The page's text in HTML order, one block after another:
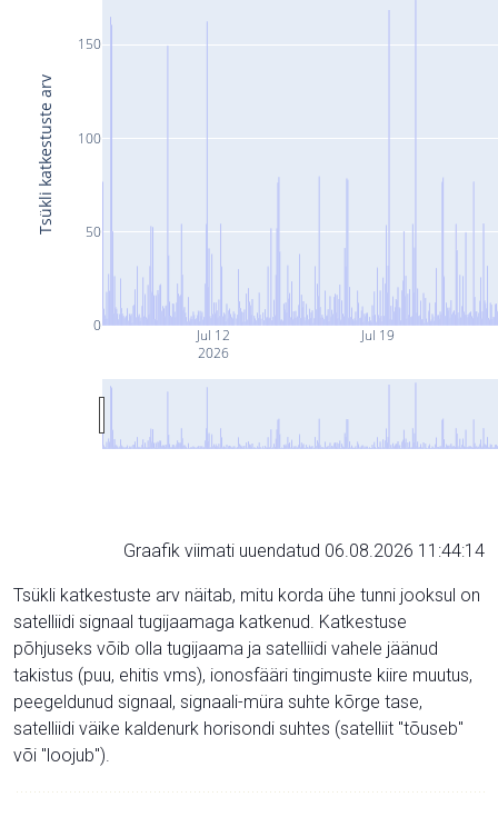
Jul 12
2026
Jul 19
0
50
100
150
Tsükli katkestuste arv
Graafik viimati uuendatud 06.08.2026 11:44:14
Tsükli katkestuste arv näitab, mitu korda ühe tunni jooksul on
satelliidi signaal tugijaamaga katkenud. Katkestuse
põhjuseks võib olla tugijaama ja satelliidi vahele jäänud
takistus (puu, ehitis vms), ionosfääri tingimuste kiire muutus,
peegeldunud signaal, signaali-müra suhte kõrge tase,
satelliidi väike kaldenurk horisondi suhtes (satelliit "tõuseb"
või "loojub").